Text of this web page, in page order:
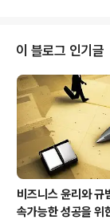
8월부터 2023년 8월
명의 청년들이 월세 지
특별지원은 모든 청년
나이, 소득, 자산 요건을
해 2024년에는 제도
있는 자격은 무엇인지
이 블로그 인기글
비즈니스 윤리와 규
속가능한 성공을 위